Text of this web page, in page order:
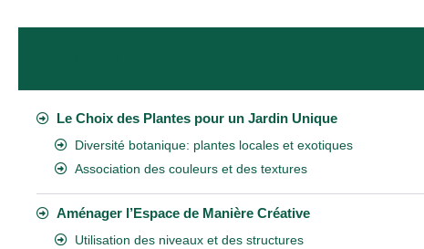
Le Choix des Plantes pour un Jardin Unique
Diversité botanique: plantes locales et exotiques
Association des couleurs et des textures
Aménager l’Espace de Manière Créative
Utilisation des niveaux et des structures